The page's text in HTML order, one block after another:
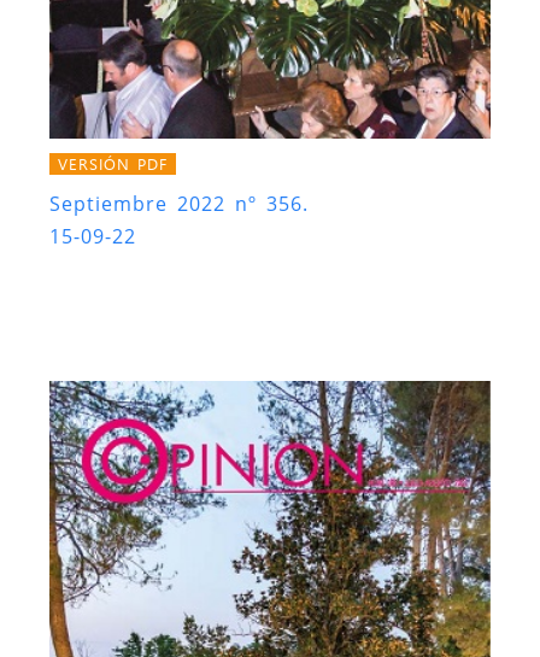
VERSIÓN PDF
Septiembre 2022 nº 356.
15-09-22